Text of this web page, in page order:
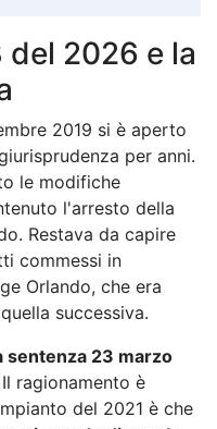
del 2026 e la
2019 si è aperto
per anni.
le modifiche
l'arresto della
Restava da capire
commessi in
Orlando, che era
successiva.
sentenza 23 marzo
ragionamento è
del 2021 è che